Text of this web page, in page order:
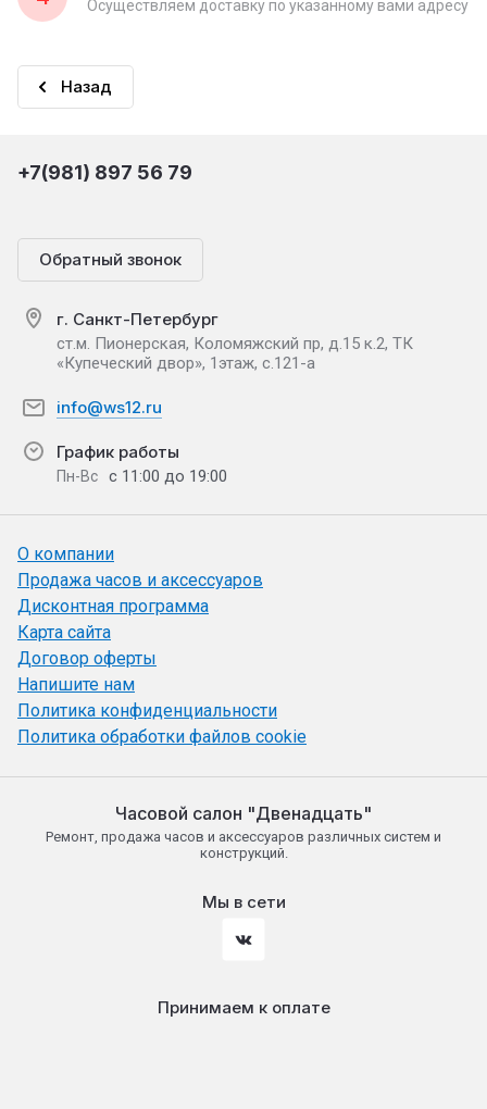
Осуществляем доставку по указанному вами адресу
Назад
+7(981) 897 56 79
Обратный звонок
г. Санкт-Петербург
ст.м. Пионерская, Коломяжский пр, д.15 к.2, ТК
«Купеческий двор», 1этаж, с.121-а
info@ws12.ru
График работы
Пн-Вс с 11:00 до 19:00
О компании
Продажа часов и аксессуаров
Дисконтная программа
Карта сайта
Договор оферты
Напишите нам
Политика конфиденциальности
Политика обработки файлов cookie
Часовой салон "Двенадцать"
Ремонт, продажа часов и аксессуаров различных систем и
конструкций.
Мы в сети
Принимаем к оплате